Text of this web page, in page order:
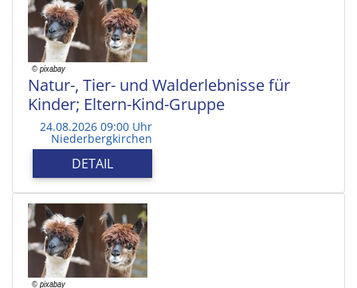
Natur-, Tier- und Walderlebnisse für
Kinder; Eltern-Kind-Gruppe
24.08.2026 09:00 Uhr
Niederbergkirchen
DETAIL